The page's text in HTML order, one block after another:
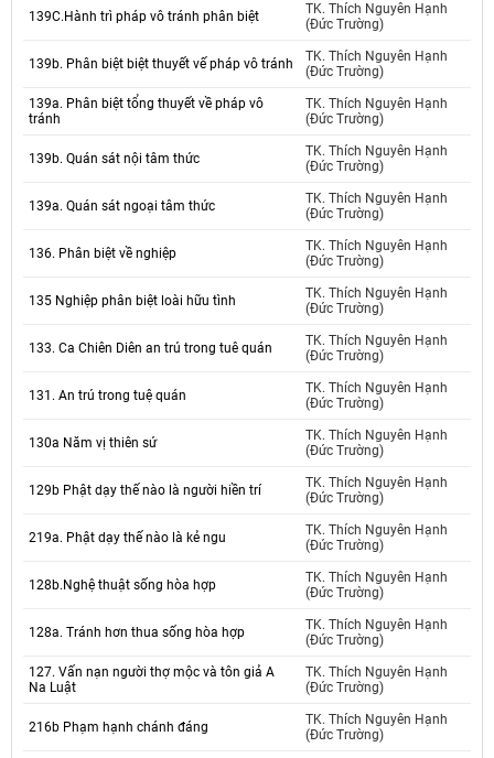
139C.Hành trì pháp vô tránh phân biệt
TK. Thích Nguyên Hạnh
(Đức Trường)
139b. Phân biệt biệt thuyết vế pháp vô tránh
TK. Thích Nguyên Hạnh
(Đức Trường)
139a. Phân biệt tổng thuyết về pháp vô
tránh
TK. Thích Nguyên Hạnh
(Đức Trường)
139b. Quán sát nội tâm thức
TK. Thích Nguyên Hạnh
(Đức Trường)
139a. Quán sát ngoại tâm thức
TK. Thích Nguyên Hạnh
(Đức Trường)
136. Phân biệt về nghiệp
TK. Thích Nguyên Hạnh
(Đức Trường)
135 Nghiệp phân biệt loài hữu tình
TK. Thích Nguyên Hạnh
(Đức Trường)
133. Ca Chiên Diên an trú trong tuê quán
TK. Thích Nguyên Hạnh
(Đức Trường)
131. An trú trong tuệ quán
TK. Thích Nguyên Hạnh
(Đức Trường)
130a Năm vị thiên sứ
TK. Thích Nguyên Hạnh
(Đức Trường)
129b Phật dạy thế nào là người hiền trí
TK. Thích Nguyên Hạnh
(Đức Trường)
219a. Phật dạy thế nào là kẻ ngu
TK. Thích Nguyên Hạnh
(Đức Trường)
128b.Nghệ thuật sống hòa hợp
TK. Thích Nguyên Hạnh
(Đức Trường)
128a. Tránh hơn thua sống hòa hợp
TK. Thích Nguyên Hạnh
(Đức Trường)
127. Vấn nạn người thợ mộc và tôn giả A
Na Luật
TK. Thích Nguyên Hạnh
(Đức Trường)
216b Phạm hạnh chánh đáng
TK. Thích Nguyên Hạnh
(Đức Trường)